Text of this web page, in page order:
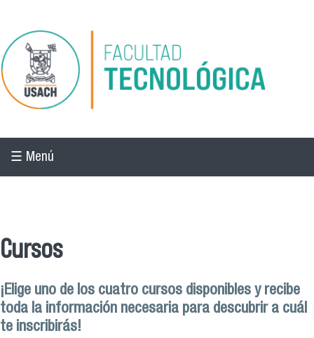
Pasar al contenido principal
☰ Menú
Cursos
¡Elige uno de los cuatro cursos disponibles y recibe
toda la información necesaria para descubrir a cuál
te inscribirás!